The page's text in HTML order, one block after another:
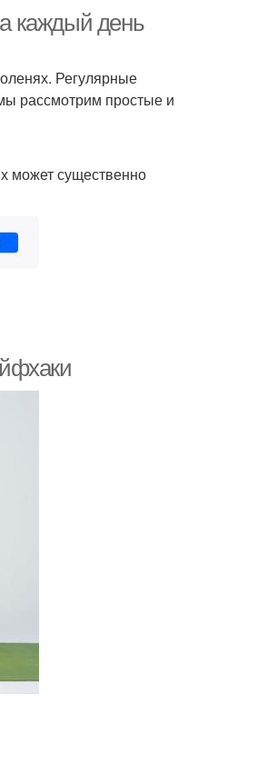
каждый день
Регулярные
рассмотрим простые и
может существенно